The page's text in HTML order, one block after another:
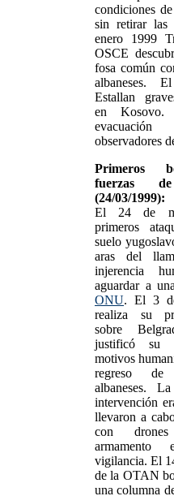
condiciones
sin retirar
enero 1999
OSCE
fosa común
albaneses.
Estallan
en Kosovo.
observadores
Primeros
fuerzas
(24/03/1999):
El 24 de
primeros
suelo
aras del
injerencia
aguardar a
ONU. El 3
realiza su
sobre
justificó su
motivos
regreso de
albaneses.
intervención
llevaron a
con
vigilancia. El
de la OTAN
una columna